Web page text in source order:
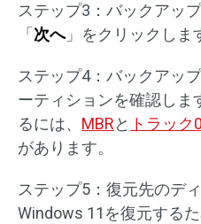
ステップ3：バックアッ
「 次へ」をクリックしま
ステップ4：バックアッ
ーティションを確認しま
るには、 MBRと トラック0
があります。
ステップ5：復元先のデ
Windows 11を復元する